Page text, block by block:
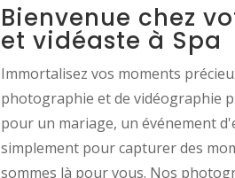
Bienvenue chez
et vidéaste à Spa
Immortalisez vos moments
photographie et de vidéographie
pour un mariage, un événement
simplement pour capturer des
sommes là pour vous. Nos